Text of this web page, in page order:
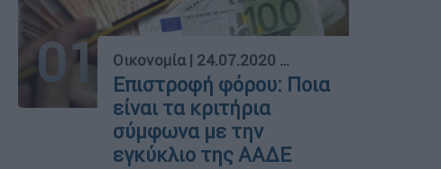
01 Οικονομία | 24.07.2020 09:26
Επιστροφή φόρου: Ποια
είναι τα κριτήρια
σύμφωνα με την
εγκύκλιο της ΑΑΔΕ